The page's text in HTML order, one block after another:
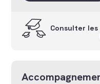
Consulter